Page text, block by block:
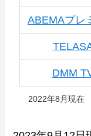
ABEMAプレ
DMM
2022年8月現在